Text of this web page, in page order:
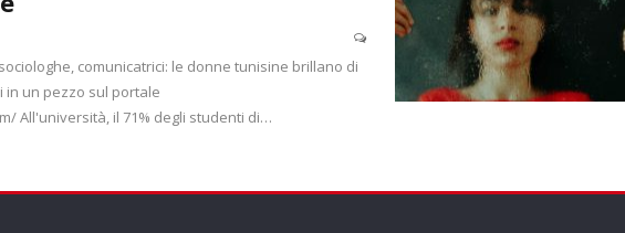
comunicatrici: le donne tunisine brillano di
in un pezzo sul portale
All'università, il 71% degli studenti di…